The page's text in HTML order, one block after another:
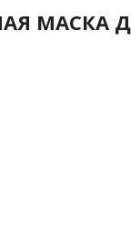
МАСКА